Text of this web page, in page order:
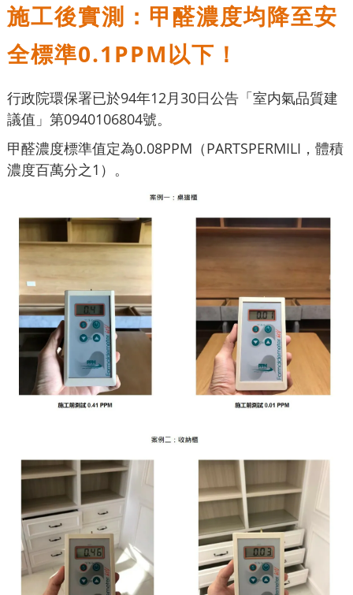
施工後實測：甲醛濃度均降至安
全標準0.1PPM以下！
行政院環保署已於94年12月30日公告「室内氣品質建
議值」第0940106804號。
甲醛濃度標準值定為0.08PPM（PARTSPERMILI，體積
濃度百萬分之1）。